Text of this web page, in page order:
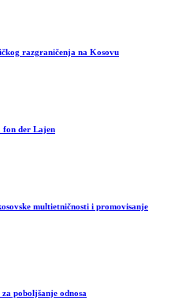
razgraničenja na Kosovu
fon der Lajen
multietničnosti i promovisanje
poboljšanje odnosa